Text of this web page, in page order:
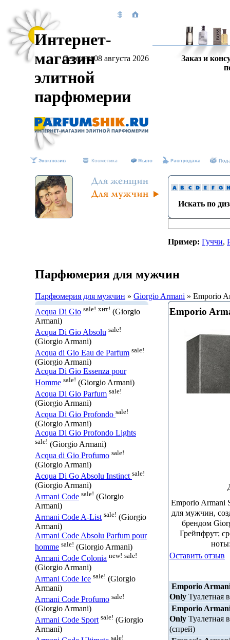
Интернет-
магазин
элитной
парфюмерии
Сегодня 08 августа 2026
Заказ и
Искать по
Пример: Гуччи,
Парфюмерия для мужчин
Парфюмерия для мужчин » Giorgio Armani » Emporio
Acqua Di Gio sale! хит! (Giorgio
Armani)
Acqua Di Gio Absolu sale!
(Giorgio Armani)
Acqua di Gio Eau de Parfum sale!
(Giorgio Armani)
Acqua Di Gio Essenza pour
Homme sale! (Giorgio Armani)
Acqua Di Gio Parfum sale!
(Giorgio Armani)
Acqua Di Gio Profondo sale!
(Giorgio Armani)
Acqua Di Gio Profondo Lights
sale! (Giorgio Armani)
Acqua di Gio Profumo sale!
(Giorgio Armani)
Acqua Di Go Absolu Instinct sale!
(Giorgio Armani)
Armani Code sale! (Giorgio
Armani)
Armani Code A-List sale! (Giorgio
Armani)
Armani Code Absolu Parfum pour
homme sale! (Giorgio Armani)
Armani Code Colonia new! sale!
(Giorgio Armani)
Armani Code Ice sale! (Giorgio
Armani)
Armani Code Profumo sale!
(Giorgio Armani)
Armani Code Sport sale! (Giorgio
Armani)
sale!
Emporio
Emporio Armani
для мужчин,
брендом
Грейпфрут;
Оставить отзыв
Emporio
Only Туалетная
Emporio
Only Туалетная
(спрей)